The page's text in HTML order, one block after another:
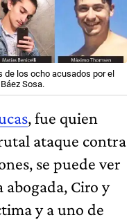
los ocho acusados por el
Sosa.
, fue quien
ataque contra
se puede ver
abogada, Ciro y
y a uno de